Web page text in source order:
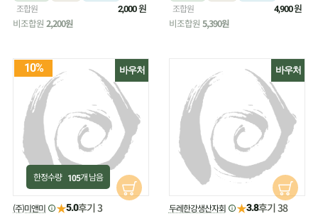
조합원 4,900원
비조합원 5,390원
조합원 2,000원
비조합원 2,200원
바우처
두레한강생산자회 ★3.8후기 38
바우처
10%
한정수량 105개 남음
(주)미앤미 ★5.0후기 3